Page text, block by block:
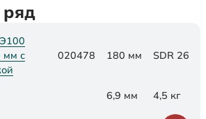
мм с
020478 180 мм SDR 26
6,9 мм 4,5 кг